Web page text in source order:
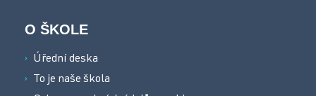
O ŠKOLE
Úřední deska
To je naše škola